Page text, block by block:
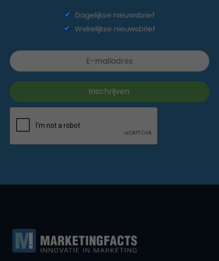
Dagelijkse nieuwsbrief
Wekelijkse nieuwsbrief